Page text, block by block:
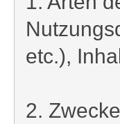
etc.),
2.